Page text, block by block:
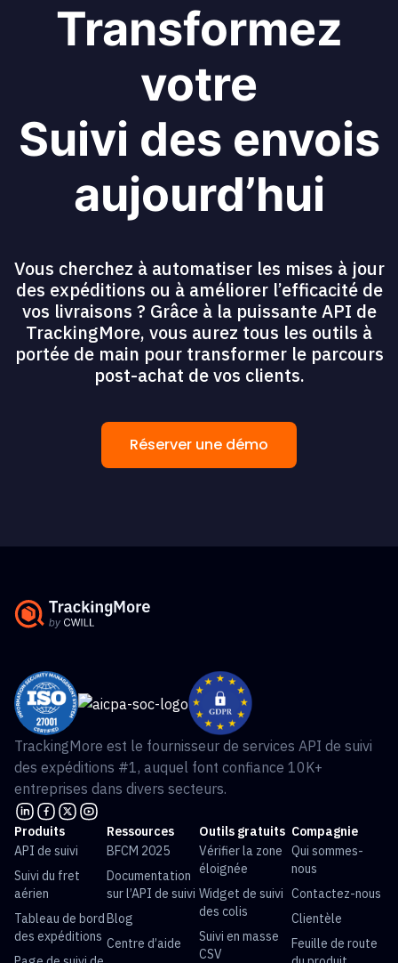
Transformez
votre
Suivi des envois
aujourd’hui
Vous cherchez à automatiser les mises à jour
des expéditions ou à améliorer l’efficacité de
vos livraisons ? Grâce à la puissante API de
TrackingMore, vous aurez tous les outils à
portée de main pour transformer le parcours
post-achat de vos clients.
Réserver une démo
TrackingMore est le fournisseur de services API de suivi
des expéditions #1, auquel font confiance 10K+
entreprises dans divers secteurs.
Produits
API de suivi
Suivi du fret
aérien
Tableau de bord
des expéditions
Ressources
BFCM 2025
Documentation
sur l’API de suivi
Blog
Centre d’aide
Outils gratuits
Vérifier la zone
éloignée
Widget de suivi
des colis
Suivi en masse
CSV
Compagnie
Qui sommes-
nous
Contactez-nous
Clientèle
Feuille de route